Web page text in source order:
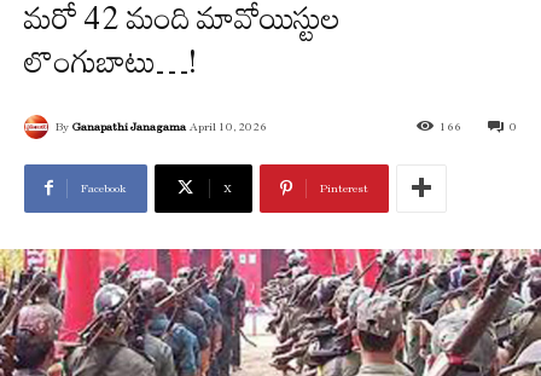
మ‌రో 42 మంది మావోయిస్టుల
లొంగుబాటు…!
By Ganapathi Janagama April 10, 2026 0
166
Facebook X Pinterest